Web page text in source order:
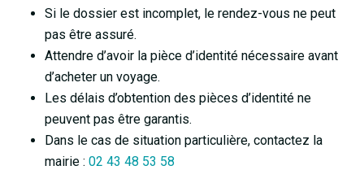
Si le dossier est incomplet, le rendez-vous ne peut
pas être assuré.
Attendre d’avoir la pièce d’identité nécessaire avant
d’acheter un voyage.
Les délais d’obtention des pièces d’identité ne
peuvent pas être garantis.
Dans le cas de situation particulière, contactez la
mairie : 02 43 48 53 58